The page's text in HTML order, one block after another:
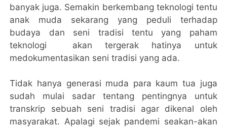
banyak juga. Semakin berkembang teknologi tentu
anak muda sekarang yang peduli terhadap
budaya dan seni tradisi tentu yang paham
teknologi akan tergerak hatinya untuk
medokumentasikan seni tradisi yang ada.
Tidak hanya generasi muda para kaum tua juga
sudah mulai sadar tentang pentingnya untuk
transkrip sebuah seni tradisi agar dikenal oleh
masyarakat. Apalagi sejak pandemi seakan-akan